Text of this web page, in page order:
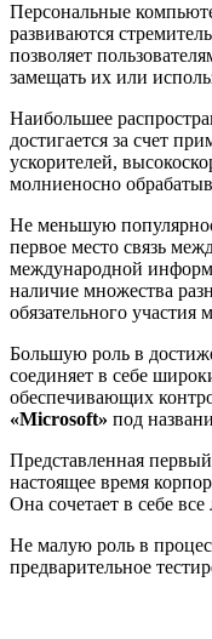
Персональные
развиваются
позволяет
замещать их или
Наибольшее
достигается за счет
ускорителей,
молниеносно
Не меньшую
первое место связь
международной
наличие множества
обязательного
Большую роль в
соединяет в себе
обеспечивающих
«Microsoft» под
Представленная
настоящее время
Она сочетает в себе
Не малую роль в
предварительное